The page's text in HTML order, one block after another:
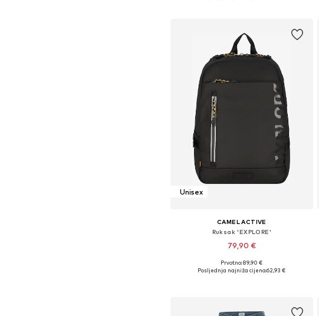
Unisex
CAMEL ACTIVE
Ruksak 'EXPLORE'
79,90 €
Dostupne veličine: One Size
Prvotno: 89,90 €
Posljednja najniža cijena:62,93 €